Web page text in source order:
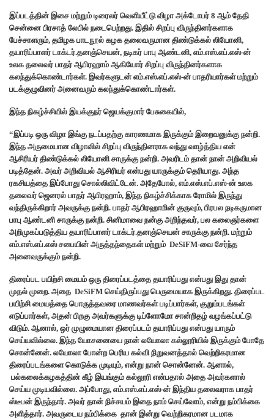
இப்படத்தின் இசை மற்றும் டிரைலர் வெளியீட்டு விழா அக்டோபர் 8 ஆம் தேதி
சென்னை பிரசாத் லேபில் நடைபெற்றது. இதில் சிறப்பு விருந்தினர்களாக
பேச்சாளரும், தமிழக பாடநூல் கழக தலைவருமான திண்டுக்கல் லியோனி,
தயாரிப்பாளர் டாக்டர்.தனஞ்செயன், நடிகர் பாபு ஆண்டனி, எம்.எஸ்.எப்.எஸ்-ன்
உலக தலைவர் பாதர் ஆபிரஹாம் ஆகியோர் சிறப்பு விருந்தினர்களாக
கலந்துக்கொண்டார்கள். இவர்களுடன் எம்.எஸ்.எப்.எஸ்-ன் பாதரியார்கள் மற்றும்
படக்குழுவினர் அனைவரும் கலந்துக்கொண்டார்கள்.
இந்த நிகழ்ச்சியில் இயக்குநர் ஜெயக்குமார் பேசுகையில்,
“இப்படி ஒரு விழா இங்கு நடப்பதற்கு காரணமாக இருக்கும் இறைவனுக்கு நன்றி.
இந்த அருமையான விழாவில் சிறப்பு விருந்தினராக வந்து வாழ்த்திய என்
ஆசிரியர் திண்டுக்கல் லியோனி சாருக்கு நன்றி. அவரிடம் தான் நான் அறிவியல்
படித்தேன். அவர் அறிவியல் ஆசிரியர் என்பது யாருக்கும் தெரியாது. அந்த
ரகசியத்தை இப்போது சொல்லிவிட்டேன். அதேபோல், எம்.எஸ்.எப்.எஸ்-ன் உலக
தலைவர் ஜெனரல் பாதர் ஆபிரஹாம், இந்த நிகழ்ச்சிக்காக ரோமில் இருந்து
வந்திருக்கிறார் அவருக்கு நன்றி. பாதர் ஆபிரஹாமின் குருவும், பிரபல நடிகருமான
பாபு ஆண்டனி சாருக்கு நன்றி. சினிமாவை நன்கு அறிந்தவர், பல கலைஞர்களை
அறிமுகப்படுத்திய தயாரிப்பாளர் டாக்டர்.தனஞ்செயன் சாருக்கு நன்றி. மற்றும்
எம்.எஸ்.எப்.எஸ் சபையின் அருத்தந்தைகள் மற்றும் DeSiFM-வை சேர்ந்த
அனைவருக்கும் நன்றி.
திரைப்பட பயிற்சி மையம் ஒரு திரைப்படத்தை தயாரிப்பது என்பது இது தான்
முதல் முறை. அதை DeSiFM செய்திருப்பது பெருமையாக இருக்கிறது. திரைப்பட
பயிற்சி மையத்தை பொருத்தவரை மாணவர்கள் படிப்பார்கள், குறும்படங்கள்
எடுப்பார்கள், அதன் பிறகு அவர்களுக்கு டிப்ளோமோ சான்றிதழ் வழங்கப்பட்டு
விடும். ஆனால், ஒர் முழுமையான திரைப்படம் தயாரிப்பது என்பது யாரும்
செய்யவில்லை. இந்த யோசனையை நான் லயோலா கல்லூரியில் இருக்கும் போதே
சொன்னேன். லயோலா போன்ற பெரிய கல்வி நிறுவனத்தால் வெற்றிகரமான
திரைப்படங்களை கொடுக்க முடியும், என்று நான் சொன்னேன். ஆனால்,
பல்கலைக்கழகத்தின் கீழ் இயங்கும் கல்லூரி என்பதால் அதை அவர்களால்
செய்ய முடியவில்லை. அப்போது, எம்.எஸ்.எப்.எஸ்-ன் இந்திய தலைவராக பாதர்
ஸ்டீபன் இருந்தார். அவர் தான் நிச்சயம் இதை நாம் செய்வோம், என்று நம்பிக்கை
அளித்தார். அவருடைய நம்பிக்கை தான் இன்று வெற்றிகரமான படமாக